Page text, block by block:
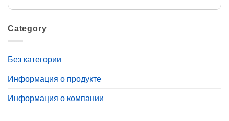
Category
Без категории
Информация о продукте
Информация о компании